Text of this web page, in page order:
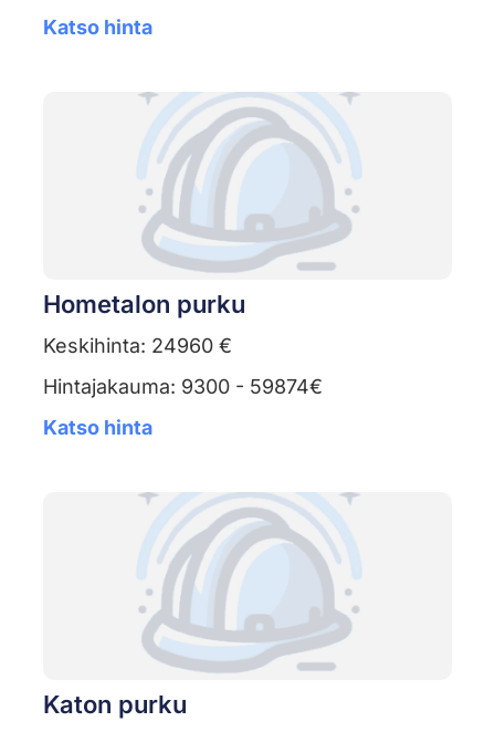
Katso hinta
Hometalon purku
Keskihinta: 24960 €
Hintajakauma: 9300 - 59874€
Katso hinta
Katon purku